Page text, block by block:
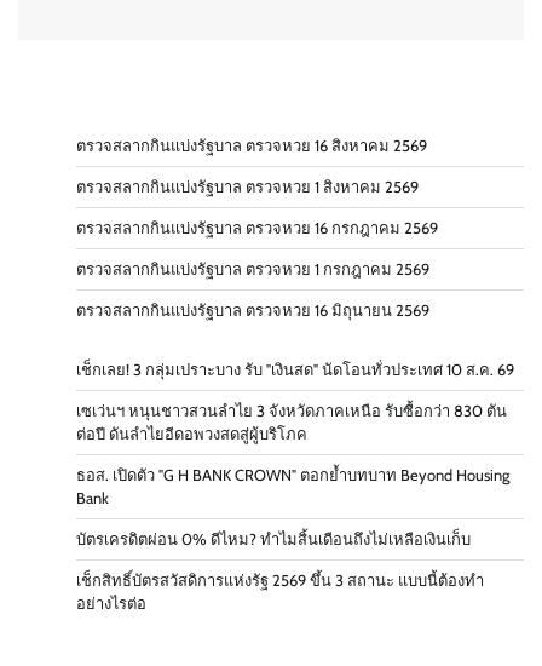
ตรวจสลากกินแบ่งรัฐบาล ตรวจหวย 16 สิงหาคม 2569
ตรวจสลากกินแบ่งรัฐบาล ตรวจหวย 1 สิงหาคม 2569
ตรวจสลากกินแบ่งรัฐบาล ตรวจหวย 16 กรกฎาคม 2569
ตรวจสลากกินแบ่งรัฐบาล ตรวจหวย 1 กรกฎาคม 2569
ตรวจสลากกินแบ่งรัฐบาล ตรวจหวย 16 มิถุนายน 2569
เช็กเลย! 3 กลุ่มเปราะบาง รับ "เงินสด" นัดโอนทั่วประเทศ 10 ส.ค. 69
เซเว่นฯ หนุนชาวสวนลำไย 3 จังหวัดภาคเหนือ รับซื้อกว่า 830 ตัน
ต่อปี ดันลำไยอีดอพวงสดสู่ผู้บริโภค
ธอส. เปิดตัว "G H BANK CROWN" ตอกย้ำบทบาท Beyond Housing
Bank
บัตรเครดิตผ่อน 0% ดีไหม? ทำไมสิ้นเดือนถึงไม่เหลือเงินเก็บ
เช็กสิทธิ์บัตรสวัสดิการแห่งรัฐ 2569 ขึ้น 3 สถานะ แบบนี้ต้องทำ
อย่างไรต่อ